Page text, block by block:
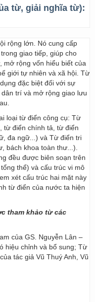
từ, giải nghĩa từ):
rộng lớn. Nó cung cấp
giao tiếp, giúp cho
mở rộng vốn hiểu biết của
giới tự nhiên và xã hội. Từ
đặc biệt đối với sự
trí và mở rộng giao lưu
loại từ điển công cụ: Từ
từ điển chính tả, từ điển
đa ngữ...) và Từ điển tri
bách khoa toàn thư...).
đều được biên soạn trên
thể) và cấu trúc vi mô
xét cấu trúc hai mặt này
từ điển của nước ta hiện
tham khảo từ các
của GS. Nguyễn Lân –
hiệu chỉnh và bổ sung; Từ
tác giả Vũ Thuý Anh, Vũ